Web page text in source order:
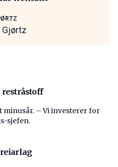
restråstoff
minusår. – Vi investerer for
sjefen.